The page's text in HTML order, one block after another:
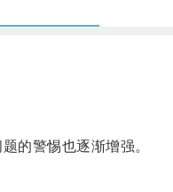
的警惕也逐渐增强。